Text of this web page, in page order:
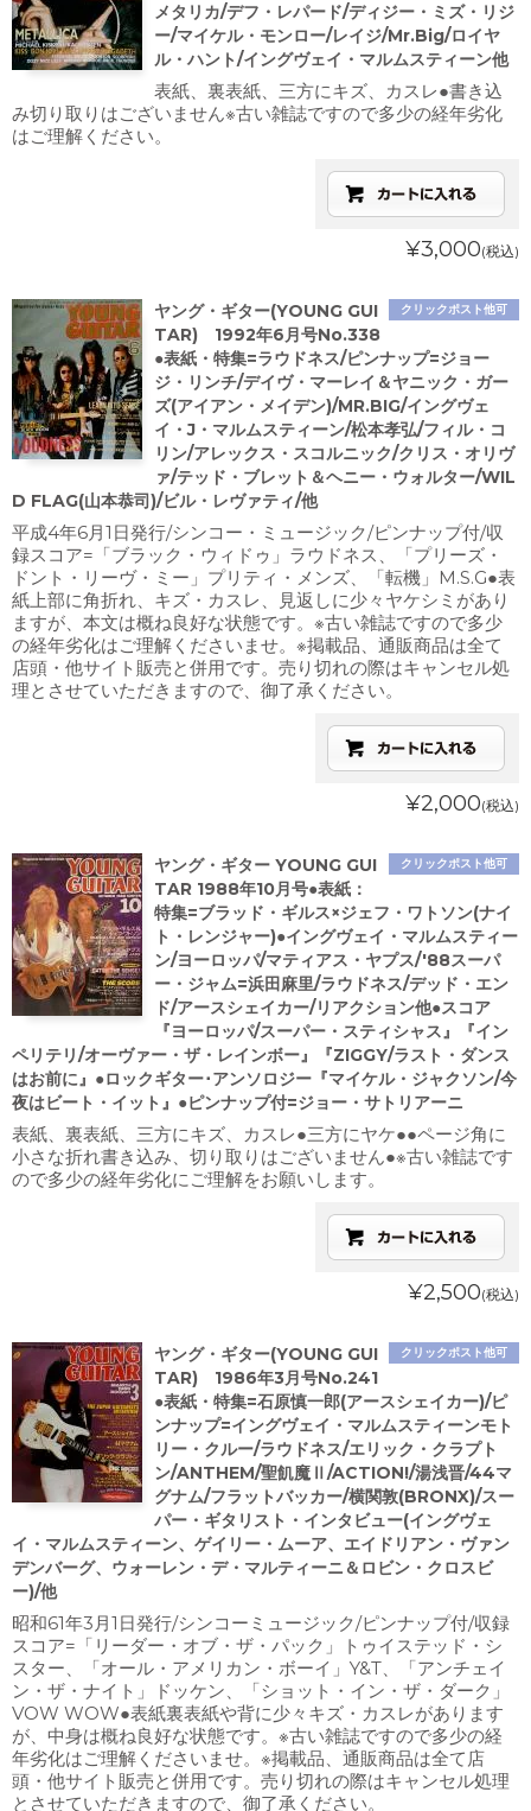
メタリカ/デフ・レパード/ディジー・ミズ・リジ
ー/マイケル・モンロー/レイジ/Mr.Big/ロイヤ
ル・ハント/イングヴェイ・マルムスティーン他
表紙、裏表紙、三方にキズ、カスレ●書き込
み切り取りはございません※古い雑誌ですので多少の経年劣化
はご理解ください。
¥3,000(税込)
クリックポスト他可
ヤング・ギター(YOUNG GUI
TAR) 1992年6月号No.338
●表紙・特集=ラウドネス/ピンナップ=ジョー
ジ・リンチ/デイヴ・マーレイ＆ヤニック・ガー
ズ(アイアン・メイデン)/MR.BIG/イングヴェ
イ・J・マルムスティーン/松本孝弘/フィル・コ
リン/アレックス・スコルニック/クリス・オリヴ
ァ/テッド・ブレット＆ヘニー・ウォルター/WIL
D FLAG(山本恭司)/ビル・レヴァティ/他
平成4年6月1日発行/シンコー・ミュージック/ピンナップ付/収
録スコア=「ブラック・ウィドゥ」ラウドネス、「プリーズ・
ドント・リーヴ・ミー」プリティ・メンズ、「転機」M.S.G●表
紙上部に角折れ、キズ・カスレ、見返しに少々ヤケシミがあり
ますが、本文は概ね良好な状態です。※古い雑誌ですので多少
の経年劣化はご理解くださいませ。※掲載品、通販商品は全て
店頭・他サイト販売と併用です。売り切れの際はキャンセル処
理とさせていただきますので、御了承ください。
¥2,000(税込)
クリックポスト他可
ヤング・ギター YOUNG GUI
TAR 1988年10月号●表紙：
特集=ブラッド・ギルス×ジェフ・ワトソン(ナイ
ト・レンジャー)●イングヴェイ・マルムスティー
ン/ヨーロッパ/マティアス・ヤプス/'88スーパ
ー・ジャム=浜田麻里/ラウドネス/デッド・エン
ド/アースシェイカー/リアクション他●スコア
『ヨーロッパ/スーパー・スティシャス』『イン
ペリテリ/オーヴァー・ザ・レインボー』『ZIGGY/ラスト・ダンス
はお前に』●ロックギター･アンソロジー『マイケル・ジャクソン/今
夜はビート・イット』●ピンナップ付=ジョー・サトリアーニ
表紙、裏表紙、三方にキズ、カスレ●三方にヤケ●●ページ角に
小さな折れ書き込み、切り取りはございません●※古い雑誌です
ので多少の経年劣化にご理解をお願いします。
¥2,500(税込)
クリックポスト他可
ヤング・ギター(YOUNG GUI
TAR) 1986年3月号No.241
●表紙・特集=石原慎一郎(アースシェイカー)/ピ
ンナップ=イングヴェイ・マルムスティーンモト
リー・クルー/ラウドネス/エリック・クラプト
ン/ANTHEM/聖飢魔Ⅱ/ACTION!/湯浅晋/44マ
グナム/フラットバッカー/横関敦(BRONX)/スー
パー・ギタリスト・インタビュー(イングヴェ
イ・マルムスティーン、ゲイリー・ムーア、エイドリアン・ヴァン
デンバーグ、ウォーレン・デ・マルティーニ＆ロビン・クロスビ
ー)/他
昭和61年3月1日発行/シンコーミュージック/ピンナップ付/収録
スコア=「リーダー・オブ・ザ・パック」トゥイステッド・シ
スター、「オール・アメリカン・ボーイ」Y&T、「アンチェイ
ン・ザ・ナイト」ドッケン、「ショット・イン・ザ・ダーク」
VOW WOW●表紙裏表紙や背に少々キズ・カスレがあります
が、中身は概ね良好な状態です。※古い雑誌ですので多少の経
年劣化はご理解くださいませ。※掲載品、通販商品は全て店
頭・他サイト販売と併用です。売り切れの際はキャンセル処理
とさせていただきますので、御了承ください。